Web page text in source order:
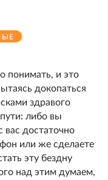
понимать, и это
докопаться
здравого
либо вы
вас достаточно
или же сделаете
эту бездну
над этим думаем,